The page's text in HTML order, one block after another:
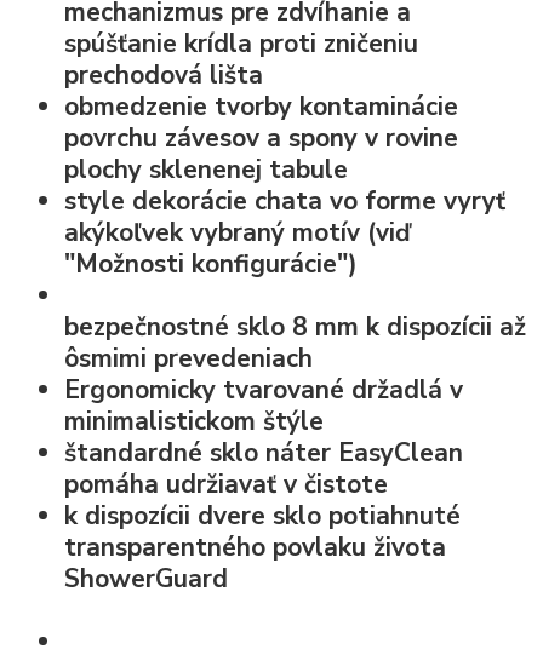
mechanizmus pre zdvíhanie a
spúšťanie krídla proti zničeniu
prechodová lišta
obmedzenie tvorby kontaminácie
povrchu závesov a spony v rovine
plochy sklenenej tabule
style dekorácie chata vo formevyryť
akýkoľvek vybraný motív (viď
"Možnosti konfigurácie")
bezpečnostné sklo 8 mm k dispozícii až
ôsmimi prevedeniach
Ergonomicky tvarované držadlá v
minimalistickom štýle
štandardnésklo náter EasyClean
pomáha udržiavať v čistote
k dispozícii dvere sklo potiahnuté
transparentného povlaku života
ShowerGuard